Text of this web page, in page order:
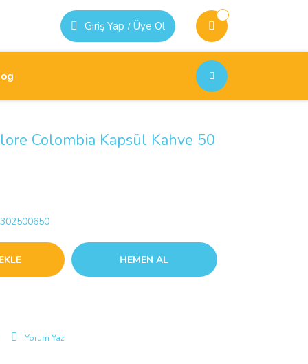
Giriş Yap / Üye Ol
Colombia Kapsül Kahve 50
HEMEN AL
Yorum Yaz